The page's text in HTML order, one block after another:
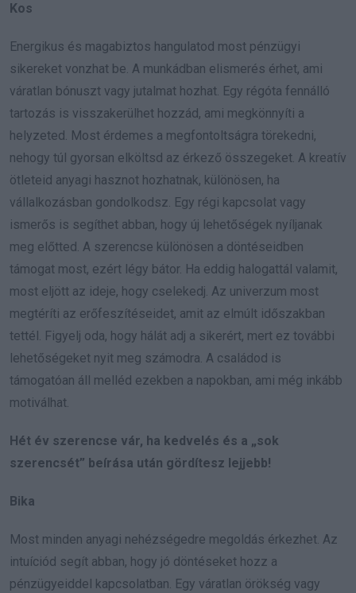
Kos
Energikus és magabiztos hangulatod most pénzügyi
sikereket vonzhat be. A munkádban elismerés érhet, ami
váratlan bónuszt vagy jutalmat hozhat. Egy régóta fennálló
tartozás is visszakerülhet hozzád, ami megkönnyíti a
helyzeted. Most érdemes a megfontoltságra törekedni,
nehogy túl gyorsan elköltsd az érkező összegeket. A kreatív
ötleteid anyagi hasznot hozhatnak, különösen, ha
vállalkozásban gondolkodsz. Egy régi kapcsolat vagy
ismerős is segíthet abban, hogy új lehetőségek nyíljanak
meg előtted. A szerencse különösen a döntéseidben
támogat most, ezért légy bátor. Ha eddig halogattál valamit,
most eljött az ideje, hogy cselekedj. Az univerzum most
megtéríti az erőfeszítéseidet, amit az elmúlt időszakban
tettél. Figyelj oda, hogy hálát adj a sikerért, mert ez további
lehetőségeket nyit meg számodra. A családod is
támogatóan áll melléd ezekben a napokban, ami még inkább
motiválhat.
Hét év szerencse vár, ha kedvelés és a „sok
szerencsét” beírása után gördítesz lejjebb!
Bika
Most minden anyagi nehézségedre megoldás érkezhet. Az
intuíciód segít abban, hogy jó döntéseket hozz a
pénzügyeiddel kapcsolatban. Egy váratlan örökség vagy